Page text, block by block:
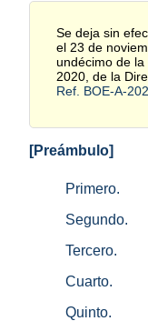
Se deja sin
el 23 de
undécimo de
2020, de la
Ref. BOE-A-
[Preámbulo]
Primero.
Segundo.
Tercero.
Cuarto.
Quinto.